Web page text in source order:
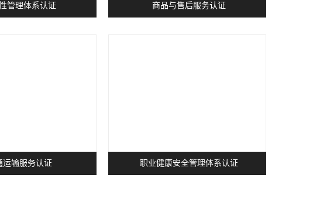
管理体系认证 商品与售后服务认证
运输服务认证 职业健康安全管理体系认证